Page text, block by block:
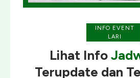
INFO EVENT
LARI
Lihat Info
Terupdate dan